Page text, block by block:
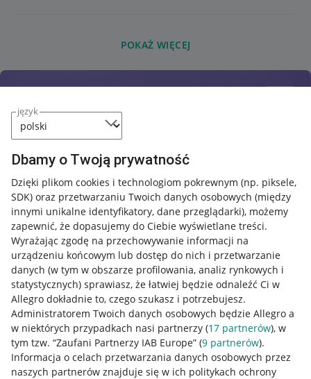
język
Dbamy o Twoją prywatność
Dzięki plikom cookies i technologiom pokrewnym (np. piksele,
SDK) oraz przetwarzaniu Twoich danych osobowych (między
innymi unikalne identyfikatory, dane przeglądarki), możemy
zapewnić, że dopasujemy do Ciebie wyświetlane treści.
Wyrażając zgodę na przechowywanie informacji na
urządzeniu końcowym lub dostęp do nich i przetwarzanie
danych (w tym w obszarze profilowania, analiz rynkowych i
statystycznych) sprawiasz, że łatwiej będzie odnaleźć Ci w
Allegro dokładnie to, czego szukasz i potrzebujesz.
Administratorem Twoich danych osobowych będzie Allegro a
w niektórych przypadkach nasi partnerzy (17 partnerów), w
tym tzw. “Zaufani Partnerzy IAB Europe” (9 partnerów).
Informacja o celach przetwarzania danych osobowych przez
naszych partnerów znajduje się w ich politykach ochrony
POKAŻ WIĘCEJ
Przydatne informacje